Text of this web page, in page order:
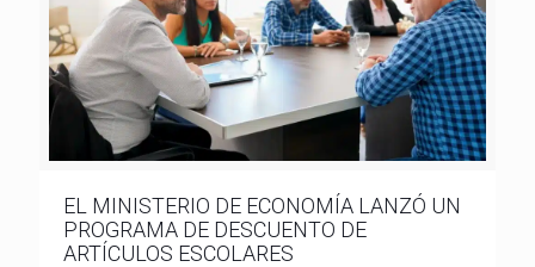
EL MINISTERIO DE ECONOMÍA LANZÓ UN
PROGRAMA DE DESCUENTO DE
ARTÍCULOS ESCOLARES